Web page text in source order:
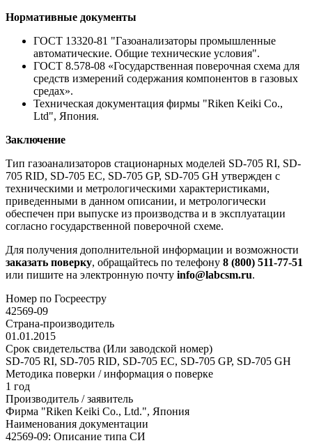
Нормативные документы
ГОСТ 13320-81 "Газоанализаторы промышленные
автоматические. Общие технические условия".
ГОСТ 8.578-08 «Государственная поверочная схема для
средств измерений содержания компонентов в газовых
средах».
Техническая документация фирмы "Riken Keiki Со.,
Ltd", Япония.
Заключение
Тип газоанализаторов стационарных моделей SD-705 RI, SD-
705 RID, SD-705 EC, SD-705 GP, SD-705 GH утвержден с
техническими и метрологическими характеристиками,
приведенными в данном описании, и метрологически
обеспечен при выпуске из производства и в эксплуатации
согласно государственной поверочной схеме.
Для получения дополнительной информации и возможности
заказать поверку, обращайтесь по телефону 8 (800) 511-77-51
или пишите на электронную почту info@labcsm.ru.
Номер по Госреестру
42569-09
Страна-производитель
01.01.2015
Срок свидетельства (Или заводской номер)
SD-705 RI, SD-705 RID, SD-705 EC, SD-705 GP, SD-705 GH
Методика поверки / информация о поверке
1 год
Производитель / заявитель
Фирма "Riken Keiki Co., Ltd.", Япония
Наименования документации
42569-09: Описание типа СИ